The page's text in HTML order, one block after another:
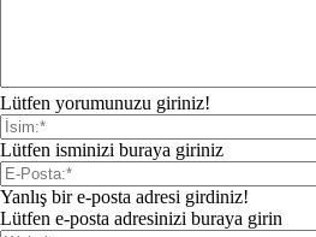
Lütfen yorumunuzu giriniz!
Lütfen isminizi buraya giriniz
Yanlış bir e-posta adresi girdiniz!
Lütfen e-posta adresinizi buraya girin